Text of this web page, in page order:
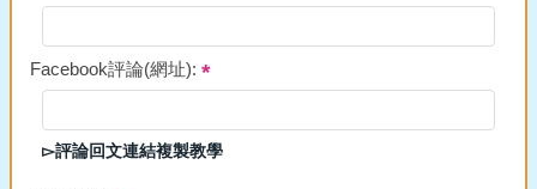
Facebook評論(網址):
▻評論回文連結複製教學